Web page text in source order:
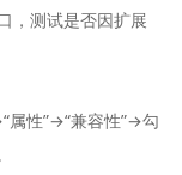
，测试是否因扩展
属性”→“兼容性”→勾